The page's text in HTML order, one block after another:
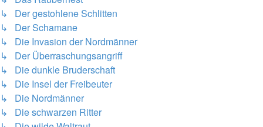
↳ Der gestohlene Schlitten
↳ Der Schamane
↳ Die Invasion der Nordmänner
↳ Der Überraschungsangriff
↳ Die dunkle Bruderschaft
↳ Die Insel der Freibeuter
↳ Die Nordmänner
↳ Die schwarzen Ritter